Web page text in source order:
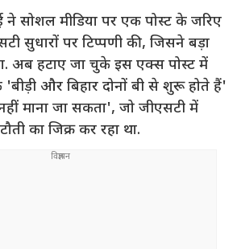
ने सोशल मीडिया पर एक पोस्ट के जरिए
सुधारों पर टिप्पणी की, जिसने बड़ा
अब हटाए जा चुके इस एक्स पोस्ट में
'बीड़ी और बिहार दोनों बी से शुरू होते हैं'
माना जा सकता', जो जीएसटी में
का जिक्र कर रहा था.